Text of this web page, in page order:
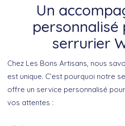
Un
serrurier
Chez Les Bons Artisans, nous
est unique. C’est pourquoi notre
offre un service personnalisé
vos attentes :